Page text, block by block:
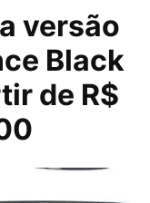
versão
Black
de R$